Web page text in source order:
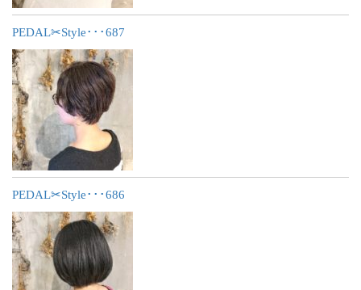
PEDAL✂︎Style･･･687
PEDAL✂︎Style･･･686